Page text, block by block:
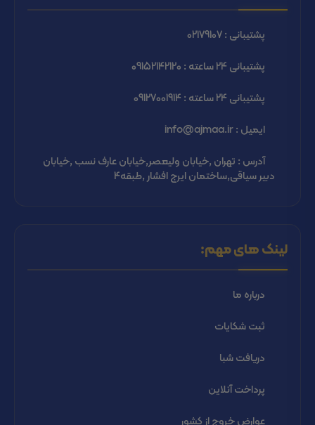
پشتیبانی : 02179107
پشتیبانی 24 ساعته : 09152142120
پشتیبانی 24 ساعته : 09127001914
ایمیل : info@ajmaa.ir
آدرس : تهران ,خیابان ولیعصر,خیابان عارف نسب ,خیابان
دبیر سیاقی,ساختمان ایرج افشار ,طبقه4
لینک های مهم:
درباره ما
ثبت شكايات
دریافت شبا
پرداخت آنلاین
عوارض خروج از کشور